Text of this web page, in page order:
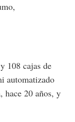
108 cajas de
automatizado
hace 20 años, y